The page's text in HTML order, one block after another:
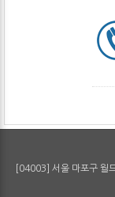
[04003] 서울 마포구